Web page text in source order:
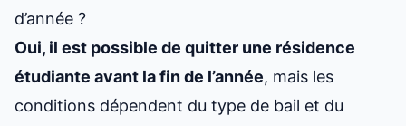
d’année ?
Oui, il est possible de quitter une résidence
étudiante avant la fin de l’année, mais les
conditions dépendent du type de bail et du